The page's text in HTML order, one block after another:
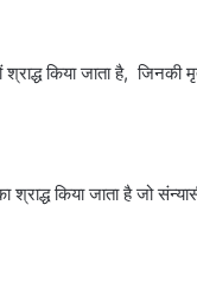
किया जाता है, जिनकी
श्राद्ध किया जाता है जो